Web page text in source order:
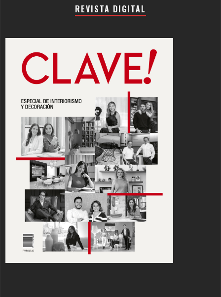
REVISTA DIGITAL